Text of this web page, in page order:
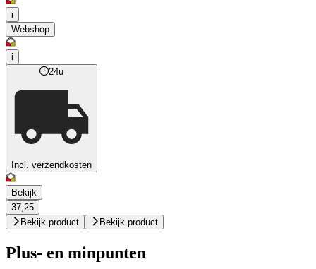
i
Webshop
i
24u
Incl. verzendkosten
Bekijk
37,25
Bekijk product
Bekijk product
Plus- en minpunten